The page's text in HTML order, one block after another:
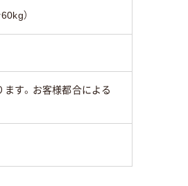
）
す。お客様都合による